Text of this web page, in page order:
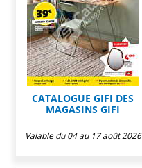
CATALOGUE GIFI DES
MAGASINS GIFI
Valable du 04 au 17 août 2026